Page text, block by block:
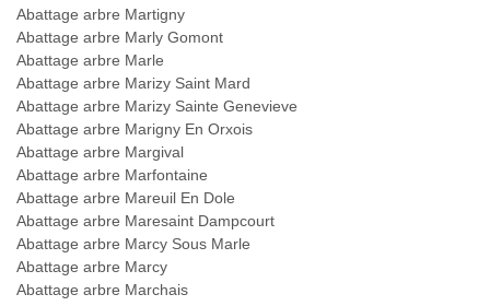
Abattage arbre Martigny
Abattage arbre Marly Gomont
Abattage arbre Marle
Abattage arbre Marizy Saint Mard
Abattage arbre Marizy Sainte Genevieve
Abattage arbre Marigny En Orxois
Abattage arbre Margival
Abattage arbre Marfontaine
Abattage arbre Mareuil En Dole
Abattage arbre Maresaint Dampcourt
Abattage arbre Marcy Sous Marle
Abattage arbre Marcy
Abattage arbre Marchais